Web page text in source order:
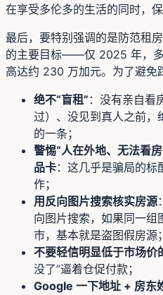
在享受多伦多的生活的同时，
最后，要特别强调的是防范租
的主要目标——仅 2025 年，
高达约 230 万加元。为了避免
绝不“盲租” ：没有亲自看
过）、没见到真人之前
的一条；
警惕“人在外地、无法看
品卡：这几乎是骗局的
作；
用反向图片搜索核实房源
向图片搜索，如果同一组
市，基本就是盗图假房源；
不要轻信明显低于市场价
没了”逼着仓促付款；
Google 一下地址 + 房东